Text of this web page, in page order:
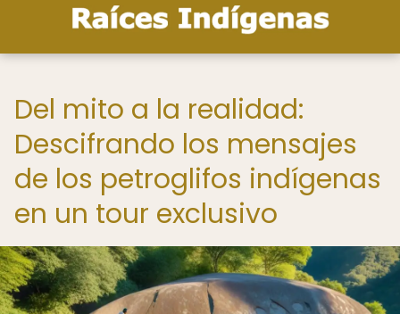
Del mito a la realidad:
Descifrando los mensajes
de los petroglifos indígenas
en un tour exclusivo